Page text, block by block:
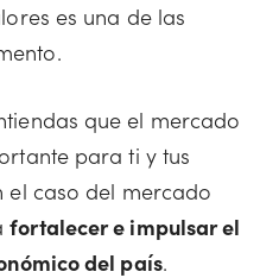
es una de las
que el mercado
para ti y tus
el caso del mercado
fortalecer e impulsar el
del país.